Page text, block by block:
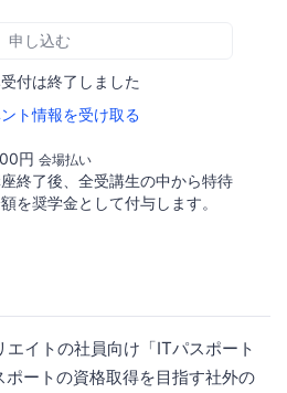
申し込む
付は終了しました
ト情報を受け取る
円 会場払い
終了後、全受講生の中から特待
を奨学金として付与します。
イトの社員向け「ITパスポート
ートの資格取得を目指す社外の